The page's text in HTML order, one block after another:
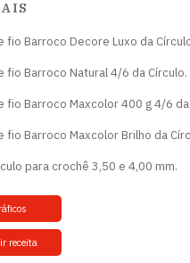
fio Barroco Decore Luxo da
fio Barroco Natural 4/6 da Círculo.
fio Barroco Maxcolor 400 g 4/6
fio Barroco Maxcolor Brilho da
para crochê 3,50 e 4,00 mm.
receita